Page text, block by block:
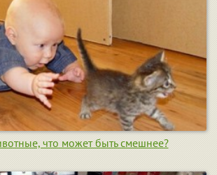
что может быть смешнее?